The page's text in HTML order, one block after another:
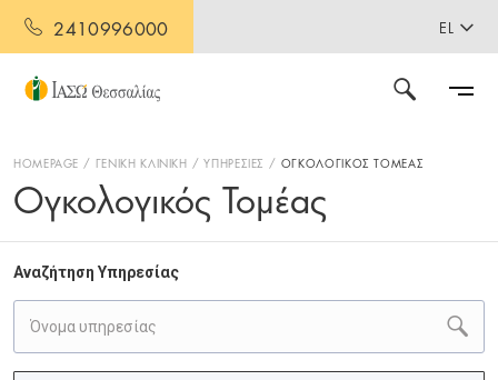
2410996000 EL
HOMEPAGE ΓΕΝΙΚΗ ΚΛΙΝΙΚΗ ΥΠΗΡΕΣΙΕΣ ΟΓΚΟΛΟΓΙΚΟΣ ΤΟΜΕΑΣ
Ογκολογικός Τομέας
Αναζήτηση Υπηρεσίας